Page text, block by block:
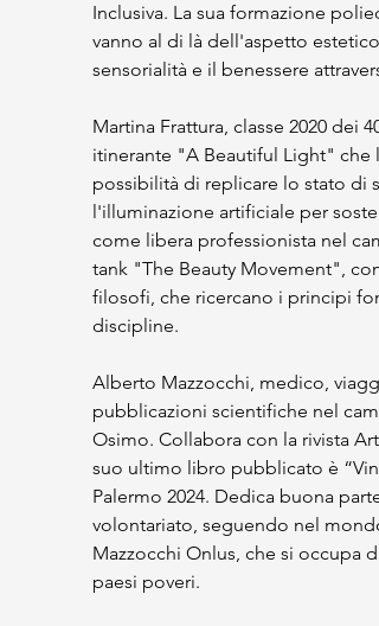
Inclusiva. La sua formazione
vanno al di là dell'aspetto
sensorialità e il benessere
Martina Frattura, classe 2020 dei
itinerante "A Beautiful Light" che
possibilità di replicare lo stato di
l'illuminazione artificiale per
come libera professionista nel
tank "The Beauty Movement",
filosofi, che ricercano i principi
discipline.
Alberto Mazzocchi, medico,
pubblicazioni scientifiche nel
Osimo. Collabora con la rivista
suo ultimo libro pubblicato è
Palermo 2024. Dedica buona
volontariato, seguendo nel
Mazzocchi Onlus, che si occupa
paesi poveri.